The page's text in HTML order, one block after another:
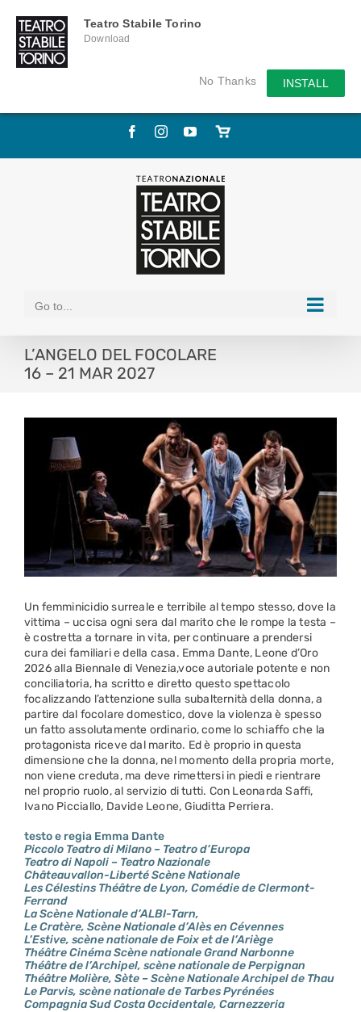
Teatro Stabile Torino
Download
No Thanks INSTALL
Skip
FacebookInstagramYouTube
Store
Go to...
L’ANGELO DEL FOCOLARE
16 – 21 MAR 2027
Un femminicidio surreale e terribile al tempo stesso, dove la
vittima – uccisa ogni sera dal marito che le rompe la testa –
è costretta a tornare in vita, per continuare a prendersi
cura dei familiari e della casa. Emma Dante, Leone d’Oro
2026 alla Biennale di Venezia,voce autoriale potente e non
conciliatoria, ha scritto e diretto questo spettacolo
focalizzando l’attenzione sulla subalternità della donna, a
partire dal focolare domestico, dove la violenza è spesso
un fatto assolutamente ordinario, come lo schiaffo che la
protagonista riceve dal marito. Ed è proprio in questa
dimensione che la donna, nel momento della propria morte,
non viene creduta, ma deve rimettersi in piedi e rientrare
nel proprio ruolo, al servizio di tutti. Con Leonarda Saffi,
Ivano Picciallo, Davide Leone, Giuditta Perriera.
testo e regia Emma Dante
Piccolo Teatro di Milano – Teatro d’Europa
Teatro di Napoli – Teatro Nazionale
Châteauvallon-Liberté Scène Nationale
Les Célestins Théâtre de Lyon, Comédie de Clermont-
Ferrand
La Scène Nationale d’ALBI-Tarn,
Le Cratère, Scène Nationale d’Alès en Cévennes
L’Estive, scène nationale de Foix et de l’Ariège
Théâtre Cinéma Scène nationale Grand Narbonne
Théâtre de l’Archipel, scène nationale de Perpignan
Théâtre Molière, Sète – Scène Nationale Archipel de Thau
Le Parvis, scène nationale de Tarbes Pyrénées
Compagnia Sud Costa Occidentale, Carnezzeria